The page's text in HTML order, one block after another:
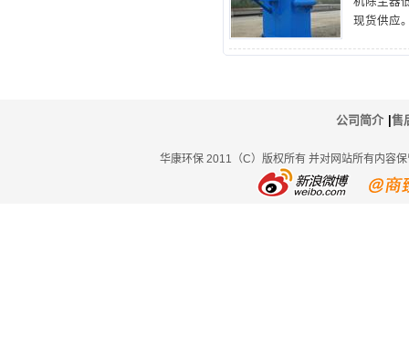
现货供应
下面通过
公司简介 售
华康环保 2011（C）版权所有 并对网站所有内容